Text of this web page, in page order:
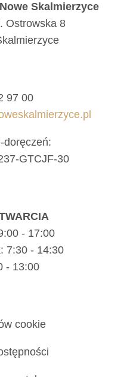
Skalmierzyce
Ostrowska 8
97 00
doręczeń:
GTCJF-30
- 17:00
7:30 - 14:30
- 13:00
cookie